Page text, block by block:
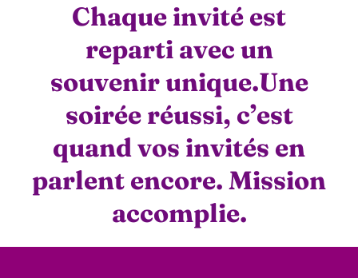
Chaque invité est
reparti avec un
souvenir unique.Une
soirée réussi, c’est
quand vos invités en
parlent encore. Mission
accomplie.